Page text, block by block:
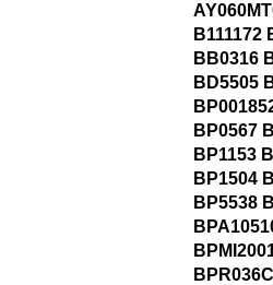
B111172
BB0316
BD5505
BP0567
BP1153
BP1504
BP5538